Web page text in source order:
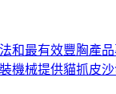
和最有效豐胸產
機械提供貓抓皮沙